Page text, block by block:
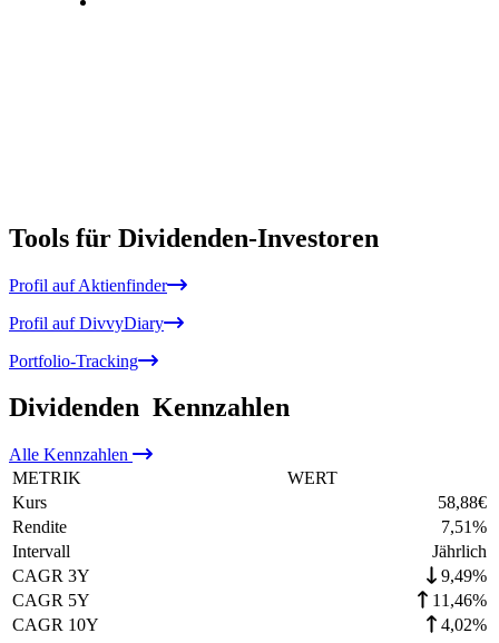
Tools für Dividenden-Investoren
Profil auf Aktienfinder
Profil auf DivvyDiary
Portfolio-Tracking
Dividenden Kennzahlen
Alle Kennzahlen
METRIK
WERT
Kurs
58,88€
Rendite
7,51%
Intervall
Jährlich
CAGR 3Y
9,49%
CAGR 5Y
11,46%
CAGR 10Y
4,02%